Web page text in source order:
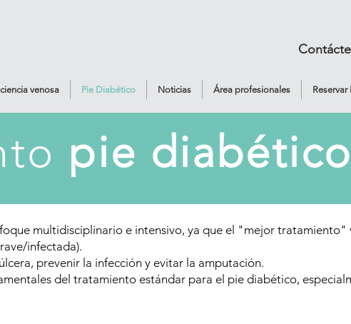
venosa Pie Diabético Noticias Área profesionales Reservar
pie diabético
multidisciplinario e intensivo, ya que el "mejor tratamiento"
infectada).
prevenir la infección y evitar la amputación.
del tratamiento estándar para el pie diabético,